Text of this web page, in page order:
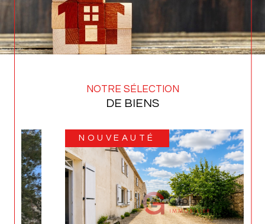
NOTRE SÉLECTION
DE BIENS
NOUVEAUTÉ